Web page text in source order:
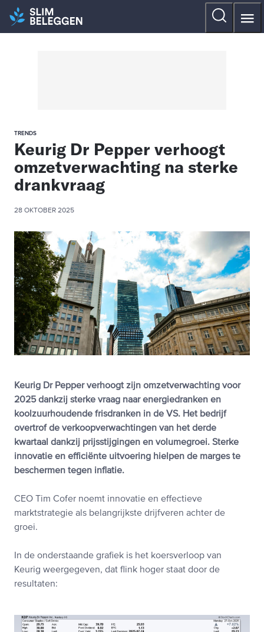
TRENDS
Keurig Dr Pepper verhoogt
omzetverwachting na sterke
drankvraag
28 OKTOBER 2025
Keurig Dr Pepper verhoogt zijn omzetverwachting voor
2025 dankzij sterke vraag naar energiedranken en
koolzuurhoudende frisdranken in de VS. Het bedrijf
overtrof de verkoopverwachtingen van het derde
kwartaal dankzij prijsstijgingen en volumegroei. Sterke
innovatie en efficiënte uitvoering hielpen de marges te
beschermen tegen inflatie.
CEO Tim Cofer noemt innovatie en effectieve
marktstrategie als belangrijkste drijfveren achter de
groei.
In de onderstaande grafiek is het koersverloop van
Keurig weergegeven, dat flink hoger staat door de
resultaten: